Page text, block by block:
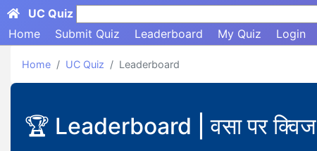
UC Quiz
Home
Submit Quiz Leaderboard My Quiz Login
Home UC Quiz Leaderboard
🏆 Leaderboard | वसा पर क्विज